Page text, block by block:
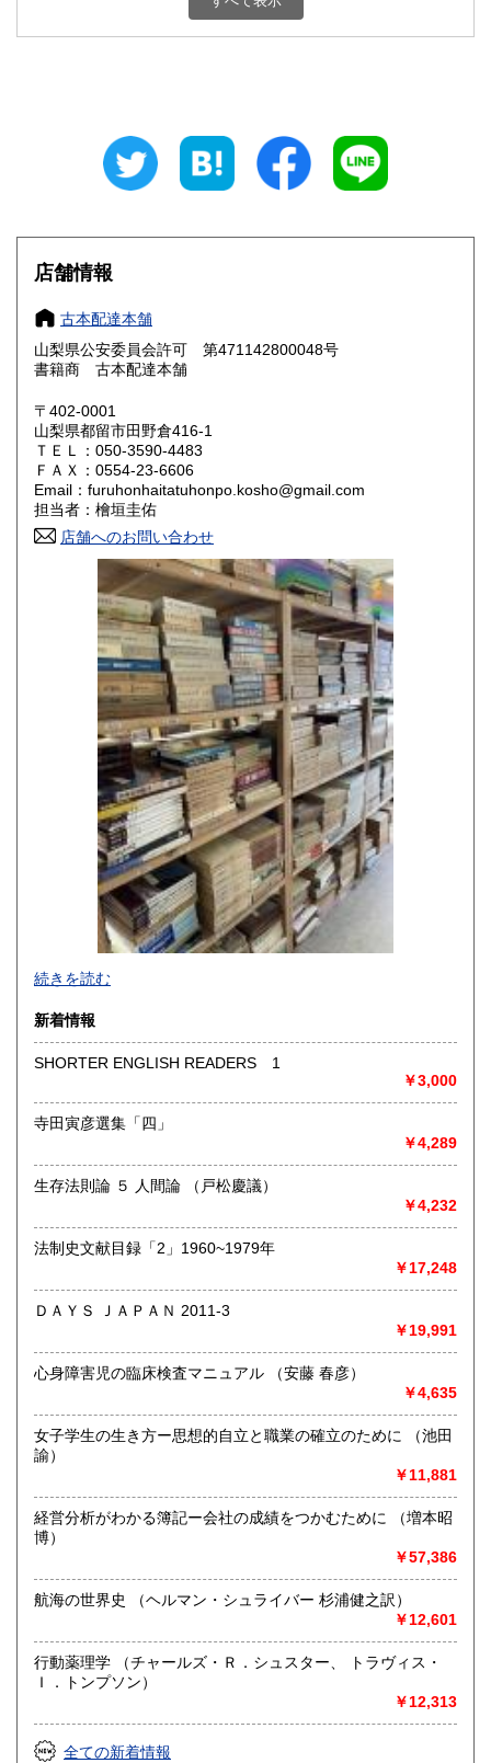
800円 三重県
大阪府
奈良県
鳥取県 800円 島根県
岡山県
山口県 800円
香川県 800円 愛媛県
高知県 800円
800円 長崎県
800円 大分県
800円 鹿児島県
1,500円
店舗情報
古本配達本舗
山梨県公安委員会許可 第471142800048号
書籍商 古本配達本舗
〒402-0001
山梨県都留市田野倉416-1
ＴＥＬ：050-3590-4483
ＦＡＸ：0554-23-6606
Email：furuhonhaitatuhonpo.kosho@gmail.com
担当者：檜垣圭佑
店舗へのお問い合わせ
-
沿線名：-
最寄駅：-
営業時間：-
定休日：-
書籍の買取について
取り扱い分野
語国文、外国文学、古典籍、近代文献、趣味、外国書、サブ
カルチャー、古書一般（その他）
続きを読む
新着情報
SHORTER ENGLISH READERS 1
￥3,000
寺田寅彦選集「四」
￥4,289
生存法則論 ５ 人間論 （戸松慶議）
￥4,232
法制史文献目録「2」1960~1979年
￥17,248
ＤＡＹＳ ＪＡＰＡＮ 2011-3
￥19,991
心身障害児の臨床検査マニュアル （安藤 春彦）
￥4,635
女子学生の生き方ー思想的自立と職業の確立のために （池田
諭）
￥11,881
経営分析がわかる簿記ー会社の成績をつかむために （増本昭
博）
￥57,386
航海の世界史 （ヘルマン・シュライバー 杉浦健之訳）
￥12,601
行動薬理学 （チャールズ・Ｒ．シュスター、 トラヴィス・
Ｉ．トンプソン）
￥12,313
全ての新着情報